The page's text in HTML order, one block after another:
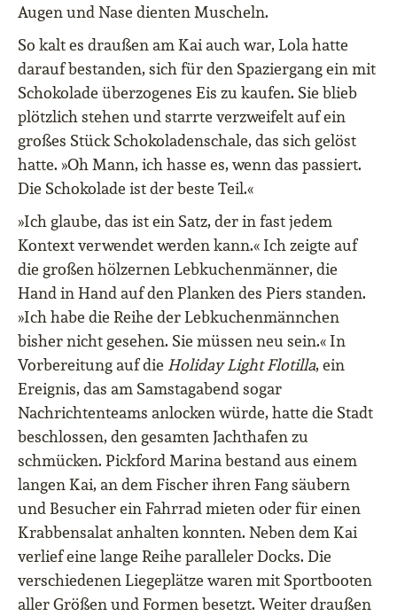
Augen und Nase dienten Muscheln.
So kalt es draußen am Kai auch war, Lola hatte
darauf bestanden, sich für den Spaziergang ein mit
Schokolade überzogenes Eis zu kaufen. Sie blieb
plötzlich stehen und starrte verzweifelt auf ein
großes Stück Schokoladenschale, das sich gelöst
hatte. »Oh Mann, ich hasse es, wenn das passiert.
Die Schokolade ist der beste Teil.«
»Ich glaube, das ist ein Satz, der in fast jedem
Kontext verwendet werden kann.« Ich zeigte auf
die großen hölzernen Lebkuchenmänner, die
Hand in Hand auf den Planken des Piers standen.
»Ich habe die Reihe der Lebkuchenmännchen
bisher nicht gesehen. Sie müssen neu sein.« In
Vorbereitung auf die Holiday Light Flotilla, ein
Ereignis, das am Samstagabend sogar
Nachrichtenteams anlocken würde, hatte die Stadt
beschlossen, den gesamten Jachthafen zu
schmücken. Pickford Marina bestand aus einem
langen Kai, an dem Fischer ihren Fang säubern
und Besucher ein Fahrrad mieten oder für einen
Krabbensalat anhalten konnten. Neben dem Kai
verlief eine lange Reihe paralleler Docks. Die
verschiedenen Liegeplätze waren mit Sportbooten
aller Größen und Formen besetzt. Weiter draußen